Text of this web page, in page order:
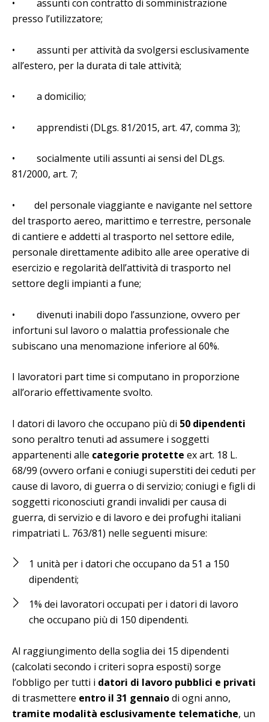
• assunti con contratto di somministrazione
presso l’utilizzatore;
• assunti per attività da svolgersi esclusivamente
all’estero, per la durata di tale attività;
• a domicilio;
• apprendisti (DLgs. 81/2015, art. 47, comma 3);
• socialmente utili assunti ai sensi del DLgs.
81/2000, art. 7;
• del personale viaggiante e navigante nel settore
del trasporto aereo, marittimo e terrestre, personale
di cantiere e addetti al trasporto nel settore edile,
personale direttamente adibito alle aree operative di
esercizio e regolarità dell’attività di trasporto nel
settore degli impianti a fune;
• divenuti inabili dopo l’assunzione, ovvero per
infortuni sul lavoro o malattia professionale che
subiscano una menomazione inferiore al 60%.
I lavoratori part time si computano in proporzione
all’orario effettivamente svolto.
I datori di lavoro che occupano più di 50 dipendenti
sono peraltro tenuti ad assumere i soggetti
appartenenti alle categorie protette ex art. 18 L.
68/99 (ovvero orfani e coniugi superstiti dei ceduti per
cause di lavoro, di guerra o di servizio; coniugi e figli di
soggetti riconosciuti grandi invalidi per causa di
guerra, di servizio e di lavoro e dei profughi italiani
rimpatriati L. 763/81) nelle seguenti misure:
1 unità per i datori che occupano da 51 a 150
dipendenti;
1% dei lavoratori occupati per i datori di lavoro
che occupano più di 150 dipendenti.
Al raggiungimento della soglia dei 15 dipendenti
(calcolati secondo i criteri sopra esposti) sorge
l’obbligo per tutti i datori di lavoro pubblici e privati
di trasmettere entro il 31 gennaiodi ogni anno,
tramite modalità esclusivamente telematiche, un